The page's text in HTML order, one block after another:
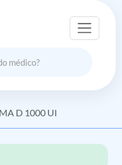
D 1000 UI